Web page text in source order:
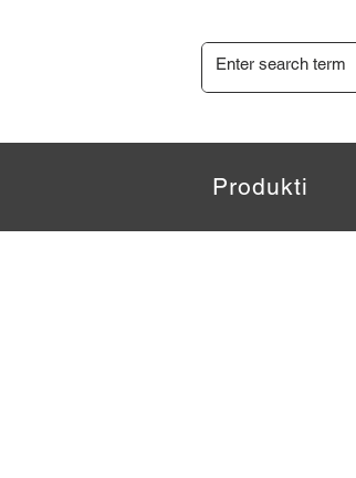
Produkti